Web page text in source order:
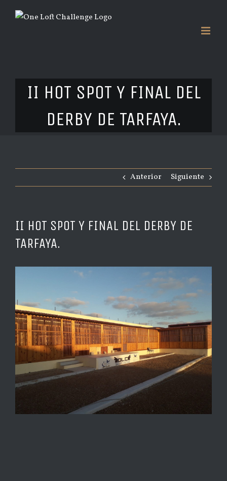
II HOT SPOT Y FINAL DEL
DERBY DE TARFAYA.
Anterior Siguiente
II HOT SPOT Y FINAL DEL DERBY DE
TARFAYA.